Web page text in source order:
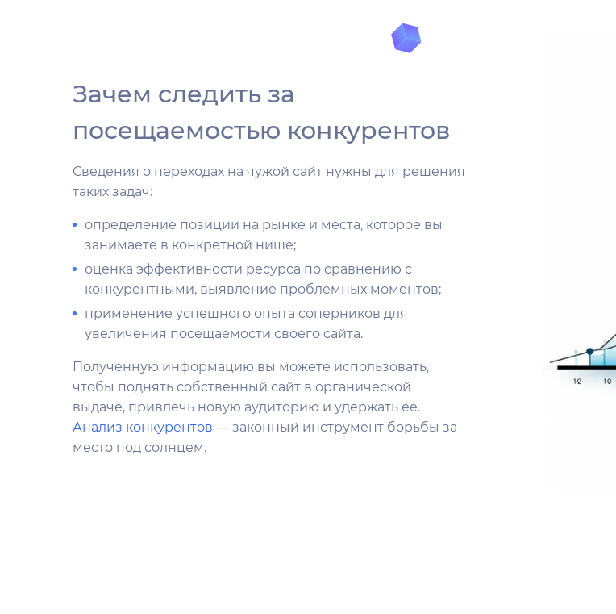
Зачем следить за
посещаемостью конкурентов
Сведения о переходах на чужой сайт нужны для решения
таких задач:
определение позиции на рынке и места, которое вы
занимаете в конкретной нише;
оценка эффективности ресурса по сравнению с
конкурентными, выявление проблемных моментов;
применение успешного опыта соперников для
увеличения посещаемости своего сайта.
Полученную информацию вы можете использовать,
чтобы поднять собственный сайт в органической
выдаче, привлечь новую аудиторию и удержать ее.
Анализ конкурентов — законный инструмент борьбы за
место под солнцем.